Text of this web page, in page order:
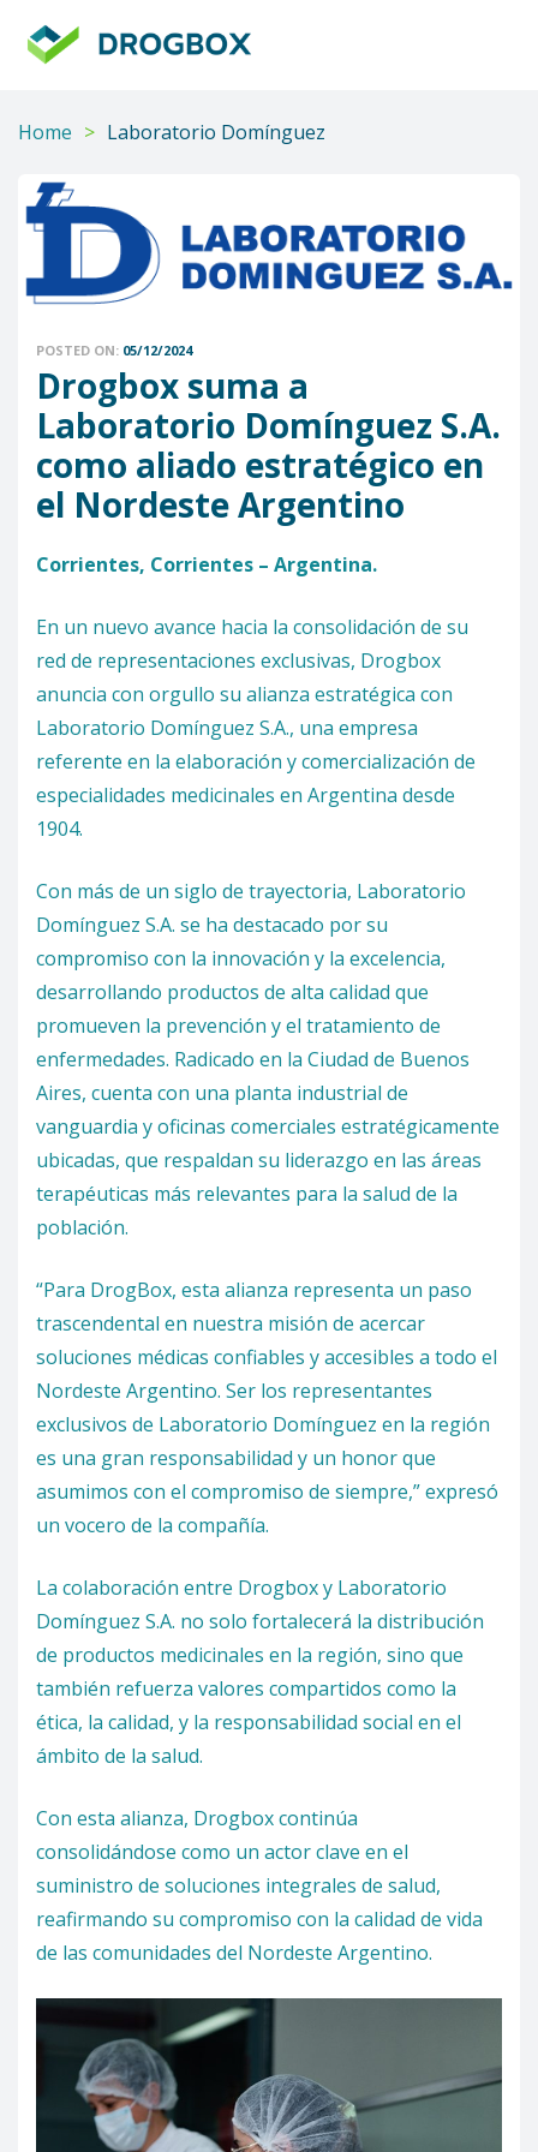
Home > Laboratorio Domínguez
POSTED ON: 05/12/2024
Drogbox suma a
Laboratorio Domínguez S.A.
como aliado estratégico en
el Nordeste Argentino
Corrientes, Corrientes – Argentina.
En un nuevo avance hacia la consolidación de su
red de representaciones exclusivas, Drogbox
anuncia con orgullo su alianza estratégica con
Laboratorio Domínguez S.A., una empresa
referente en la elaboración y comercialización de
especialidades medicinales en Argentina desde
1904.
Con más de un siglo de trayectoria, Laboratorio
Domínguez S.A. se ha destacado por su
compromiso con la innovación y la excelencia,
desarrollando productos de alta calidad que
promueven la prevención y el tratamiento de
enfermedades. Radicado en la Ciudad de Buenos
Aires, cuenta con una planta industrial de
vanguardia y oficinas comerciales estratégicamente
ubicadas, que respaldan su liderazgo en las áreas
terapéuticas más relevantes para la salud de la
población.
“Para DrogBox, esta alianza representa un paso
trascendental en nuestra misión de acercar
soluciones médicas confiables y accesibles a todo el
Nordeste Argentino. Ser los representantes
exclusivos de Laboratorio Domínguez en la región
es una gran responsabilidad y un honor que
asumimos con el compromiso de siempre,” expresó
un vocero de la compañía.
La colaboración entre Drogbox y Laboratorio
Domínguez S.A. no solo fortalecerá la distribución
de productos medicinales en la región, sino que
también refuerza valores compartidos como la
ética, la calidad, y la responsabilidad social en el
ámbito de la salud.
Con esta alianza, Drogbox continúa
consolidándose como un actor clave en el
suministro de soluciones integrales de salud,
reafirmando su compromiso con la calidad de vida
de las comunidades del Nordeste Argentino.